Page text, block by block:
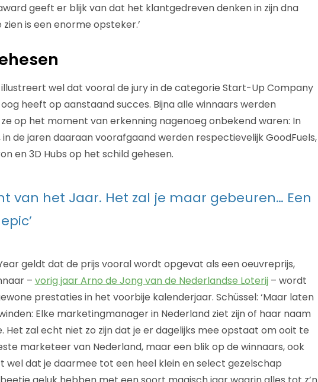
geeft er blijk van dat het klantgedreven denken in zijn dna
is een enorme opsteker.’
illustreert wel dat vooral de jury in de categorie Start-Up Company
heeft op aanstaand succes. Bijna alle winnaars werden
op het moment van erkenning nagenoeg onbekend waren: In
in de jaren daaraan voorafgaand werden respectievelijk GoodFuels,
en 3D Hubs op het schild gehesen.
van het Jaar. Het zal je maar gebeuren… Een
geldt dat de prijs vooral wordt opgevat als een oeuvreprijs,
– vorig jaar Arno de Jong van de Nederlandse Loterij– wordt
prestaties in het voorbije kalenderjaar. Schüssel: ‘Maar laten
Elke marketingmanager in Nederland ziet zijn of haar naam
Het zal echt niet zo zijn dat je er dagelijks mee opstaat om ooit te
marketeer van Nederland, maar een blik op de winnaars, ook
wel dat je daarmee tot een heel klein en select gezelschap